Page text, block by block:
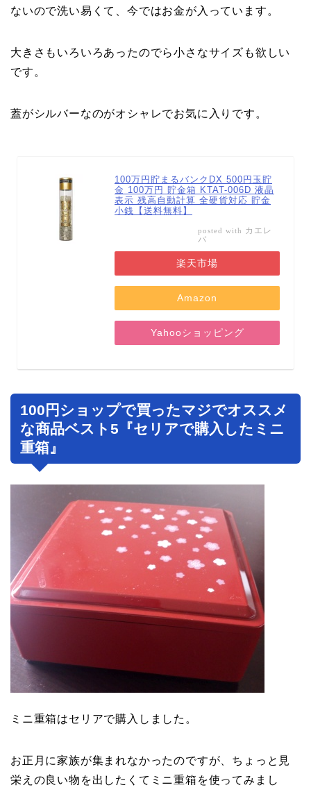
ないので洗い易くて、今ではお金が入っています。
大きさもいろいろあったのでら小さなサイズも欲しい
です。
蓋がシルバーなのがオシャレでお気に入りです。
100万円貯まるバンクDX 500円玉貯
金 100万円 貯金箱 KTAT-006D 液晶
表示 残高自動計算 全硬貨対応 貯金
小銭【送料無料】
posted with カエレ
バ
楽天市場
Amazon
Yahooショッピング
100円ショップで買ったマジでオススメ
な商品ベスト5『セリアで購入したミニ
重箱』
ミニ重箱はセリアで購入しました。
お正月に家族が集まれなかったのですが、ちょっと見
栄えの良い物を出したくてミニ重箱を使ってみまし